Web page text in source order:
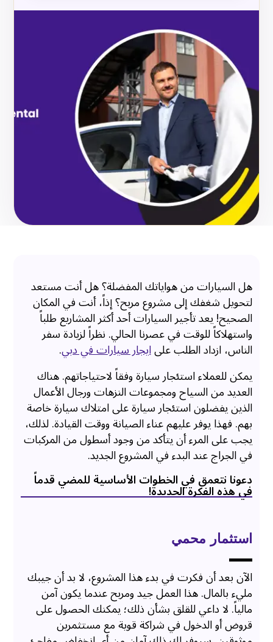
هل السيارات من هواياتك المفضلة؟ هل أنت مستعد
لتحويل شغفك إلى مشروع مربح؟ إذاً، أنت في المكان
الصحيح! يعد تأجير السيارات أحد أكثر المشاريع طلباً
واستهلاكاً للوقت في عصرنا الحالي. نظراً لزيادة سفر
الناس، ازداد الطلب علىايجار سيارات في دبي.
يمكن للعملاء استئجار سيارة وفقاً لاحتياجاتهم. هناك
العديد من السياح ومجموعات النزهات ورجال الأعمال
الذين يفضلون استئجار سيارة على امتلاك سيارة خاصة
بهم. فهذا يوفر عليهم عناء الصيانة ووقت القيادة. لذلك،
يجب على المرء أن يتأكد من وجود أسطول من المركبات
في الجراج عند البدء في المشروع الجديد.
دعونا نتعمق في الخطوات الأساسية للمضي قدماً
في هذه الفكرة الجديدة!
استثمار محمي
الآن بعد أن فكرت في بدء هذا المشروع، لا بد أن جيبك
مليء بالمال. هذا العمل جيد ومربح عندما يكون آمن
مالياً. لا داعي للقلق بشأن ذلك؛ يمكنك الحصول على
قروض أو الدخول في شراكة قوية مع مستثمرين